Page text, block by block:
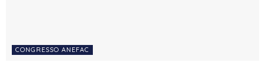
CONGRESSO ANEFAC